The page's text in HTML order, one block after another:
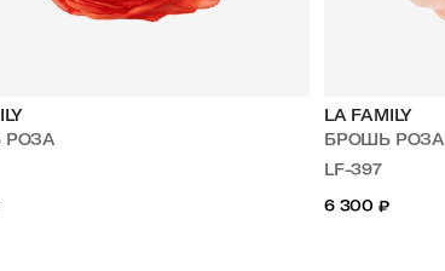
РОЗА
LA FAMILY
БРОШЬ РОЗА
LF-397
6 300 ₽